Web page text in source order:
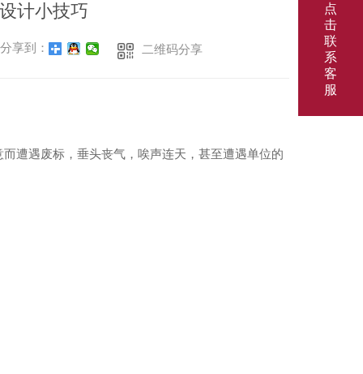
计小技巧
享到： 二维码分享
遭遇废标，垂头丧气，唉声连天，甚至遭遇单位的
点
击
联
系
客
服